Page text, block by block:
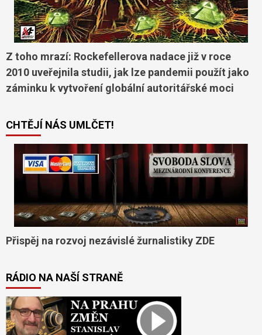
Z toho mrazí: Rockefellerova nadace již v roce
2010 uveřejnila studii, jak lze pandemii použít jako
záminku k vytvoření globální autoritářské moci
CHTĚJÍ NÁS UMLČET!
Přispěj na rozvoj nezávislé žurnalistiky ZDE
RÁDIO NA NAŠÍ STRANĚ